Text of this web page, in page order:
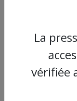
Nos
pensons
La
vérifiée